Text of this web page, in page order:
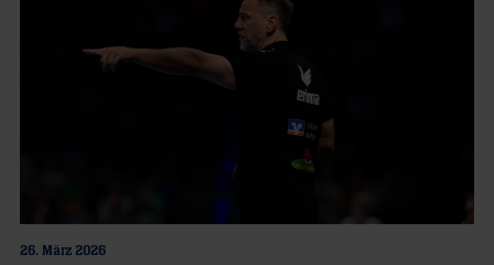
26. März 2026